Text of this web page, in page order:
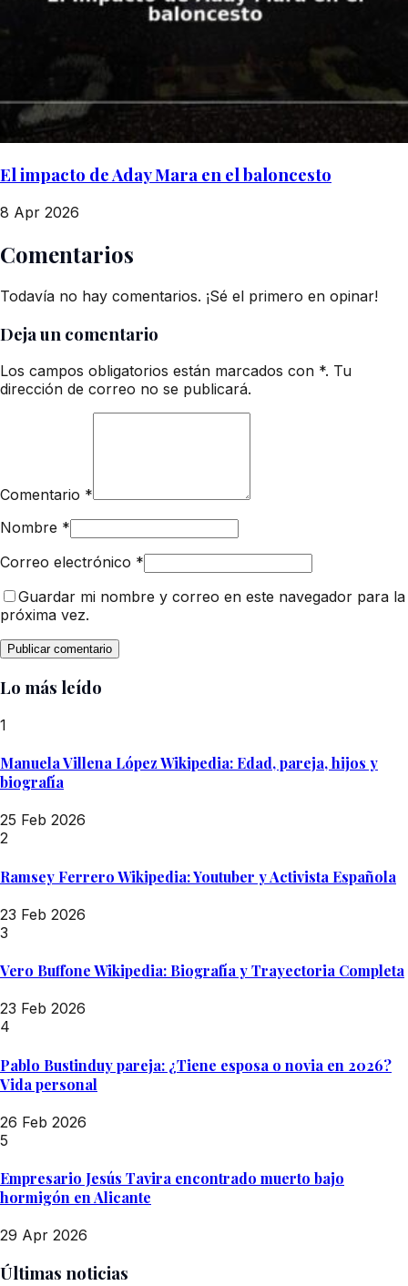
El impacto de Aday Mara en el baloncesto
8 Apr 2026
Comentarios
Todavía no hay comentarios. ¡Sé el primero en opinar!
Deja un comentario
Los campos obligatorios están marcados con *. Tu
dirección de correo no se publicará.
Comentario *
Nombre *
Correo electrónico *
Guardar mi nombre y correo en este navegador para la
próxima vez.
Lo más leído
1
Manuela Villena López Wikipedia: Edad, pareja, hijos y
biografía
25 Feb 2026
2
Ramsey Ferrero Wikipedia: Youtuber y Activista Española
23 Feb 2026
3
Vero Buffone Wikipedia: Biografía y Trayectoria Completa
23 Feb 2026
4
Pablo Bustinduy pareja: ¿Tiene esposa o novia en 2026?
Vida personal
26 Feb 2026
5
Empresario Jesús Tavira encontrado muerto bajo
hormigón en Alicante
29 Apr 2026
Últimas noticias